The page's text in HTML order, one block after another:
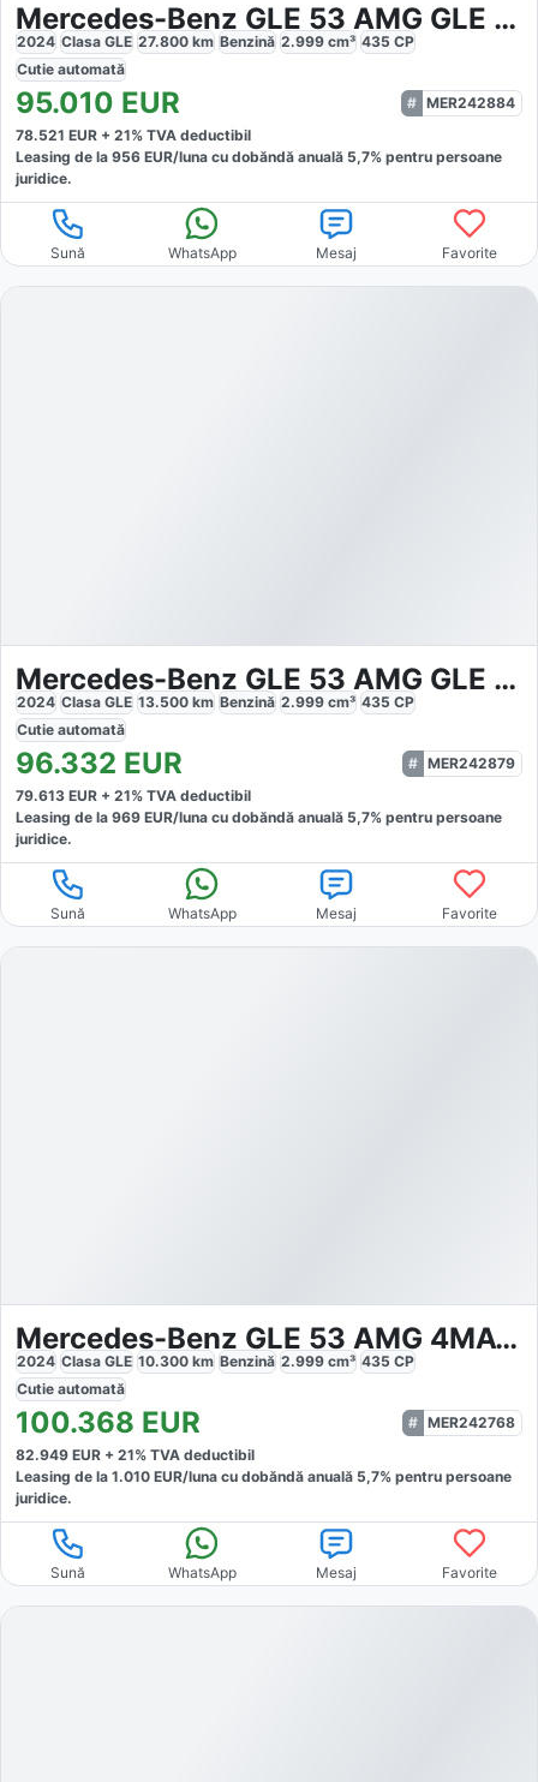
Mercedes-Benz GLE 53 AMG GLE 53 4M Premium Plus
2024 Clasa GLE 27.800 km Benzină 2.999 cm³ 435 CP
Cutie automată
95.010 EUR
MER242884
78.521 EUR + 21% TVA deductibil
Leasing de la 956 EUR/luna cu dobăndă anuală 5,7% pentru persoane
juridice.
Sună WhatsApp Mesaj Favorite
Mercedes-Benz GLE 53 AMG GLE 53 4M
2024 Clasa GLE 13.500 km Benzină 2.999 cm³ 435 CP
Cutie automată
96.332 EUR
MER242879
79.613 EUR + 21% TVA deductibil
Leasing de la 969 EUR/luna cu dobăndă anuală 5,7% pentru persoane
juridice.
Sună WhatsApp Mesaj Favorite
Mercedes-Benz GLE 53 AMG 4MATIC
2024 Clasa GLE 10.300 km Benzină 2.999 cm³ 435 CP
Cutie automată
100.368 EUR
MER242768
82.949 EUR + 21% TVA deductibil
Leasing de la 1.010 EUR/luna cu dobăndă anuală 5,7% pentru persoane
juridice.
Sună WhatsApp Mesaj Favorite